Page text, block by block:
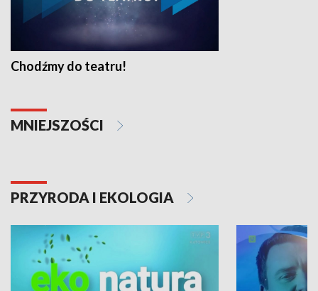
Chodźmy do teatru!
MNIEJSZOŚCI
PRZYRODA I EKOLOGIA